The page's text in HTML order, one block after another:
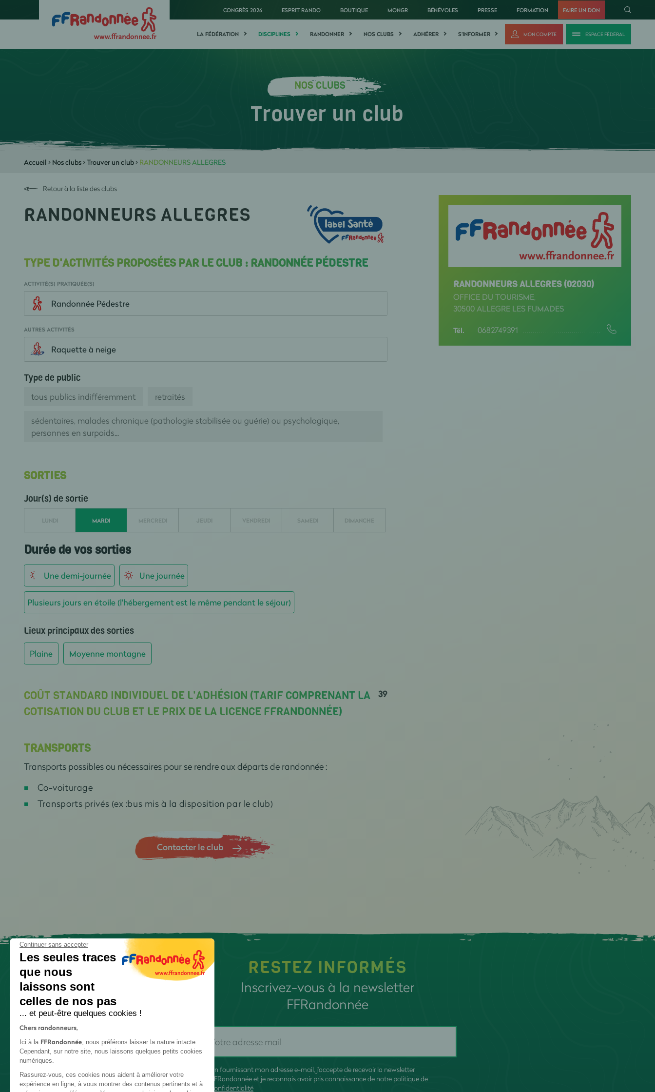
CONGRÈS 2026 ESPRIT RANDO BOUTIQUE MONGR BÉNÉVOLES PRESSE FORMATION FAIRE UN DON
LA FÉDÉRATION DISCIPLINES RANDONNER NOS CLUBS ADHÉRER S'INFORMER MON COMPTE ESPACE FÉDÉRAL
NOS CLUBS
Trouver un club
Accueil > Nos clubs>Trouver un club> RANDONNEURS ALLEGRES
Retour à la liste des clubs
RANDONNEURS ALLEGRES
TYPE D'ACTIVITÉS PROPOSÉES PAR LE CLUB : RANDONNÉE PÉDESTRE
ACTIVITÉ(S) PRATIQUÉE(S)
Randonnée Pédestre
AUTRES ACTIVITÉS
Raquette à neige
Type de public
tous publics indifféremment retraités
sédentaires, malades chronique (pathologie stabilisée ou guérie) ou psychologique,
personnes en surpoids...
SORTIES
Jour(s) de sortie
LUNDI MARDI MERCREDI JEUDI VENDREDI SAMEDI DIMANCHE
Durée de vos sorties
Une demi-journée Une journée
Plusieurs jours en étoile (l'hébergement est le même pendant le séjour)
Lieux principaux des sorties
Plaine Moyenne montagne
COÛT STANDARD INDIVIDUEL DE L'ADHÉSION (TARIF COMPRENANT LA
COTISATION DU CLUB ET LE PRIX DE LA LICENCE FFRANDONNÉE)
39
TRANSPORTS
Transports possibles ou nécessaires pour se rendre aux départs de randonnée :
Co-voiturage
Transports privés (ex :bus mis à la disposition par le club)
Contacter le club
RANDONNEURS ALLEGRES (02030)
OFFICE DU TOURISME,
30500 ALLEGRE LES FUMADES
Tél. 0682749391
RESTEZ INFORMÉS
Inscrivez-vous à la newsletter
FFRandonnée
En fournissant mon adresse e-mail, j'accepte de recevoir la newsletter
FFRandonnée et je reconnais avoir pris connaissance de notre politique de
confidentialité
Continuer sans accepter
Les seules traces
que nous
laissons sont
celles de nos pas
... et peut-être quelques cookies !
Chers randonneurs,
Ici à la FFRandonnée, nous préférons laisser la nature intacte.
Cependant, sur notre site, nous laissons quelques petits cookies
numériques.
Rassurez-vous, ces cookies nous aident à améliorer votre
expérience en ligne, à vous montrer des contenus pertinents et à